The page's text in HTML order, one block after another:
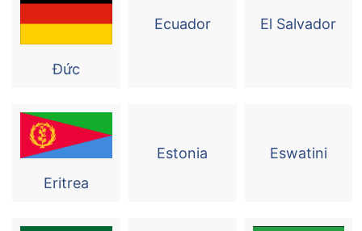
Đức
Ecuador El Salvador
Eritrea
Estonia Eswatini